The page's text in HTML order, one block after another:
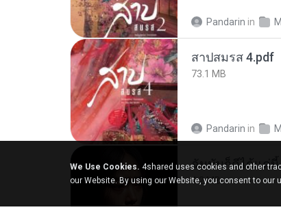
Pandarin in
สาปสมรส 4.pdf
73.1 MB
Pandarin in
ฉันมันก็ดีได้แค่นี้
4.2 MB
We Use Cookies. 4shared uses cookies and other
our Website. By using our Website, you consent to